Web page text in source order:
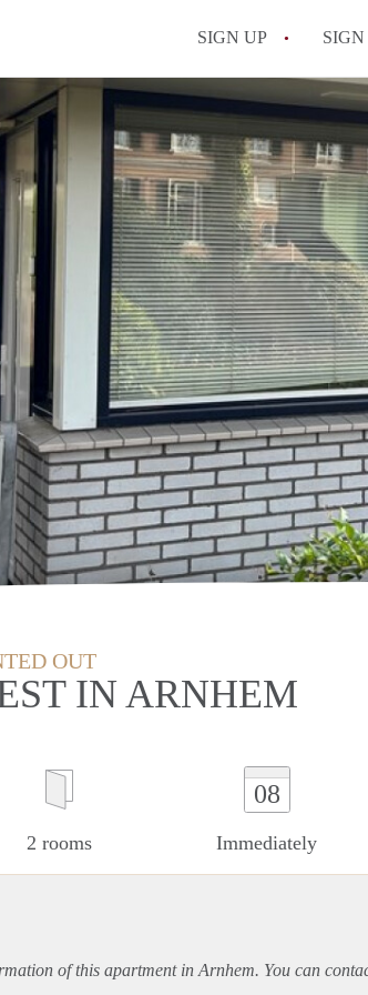
SIGN UP
OUT
IN ARNHEM
2 rooms
08
Immediately
of this apartmentin Arnhem. You can